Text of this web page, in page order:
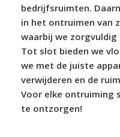
bedrijfsruimten.
in het ontruimen van
waarbij we
Tot slot bieden we
we met de juiste
verwijderen en de
Voor elke ontruiming
te ontzorgen!